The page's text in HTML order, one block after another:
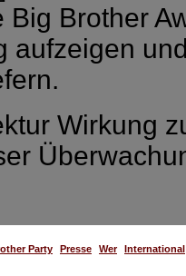
Big Brother
aufzeigen
Wirkung
Party Presse Wer International